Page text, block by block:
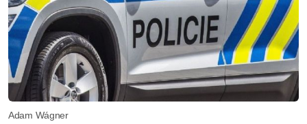
Adam Wágner